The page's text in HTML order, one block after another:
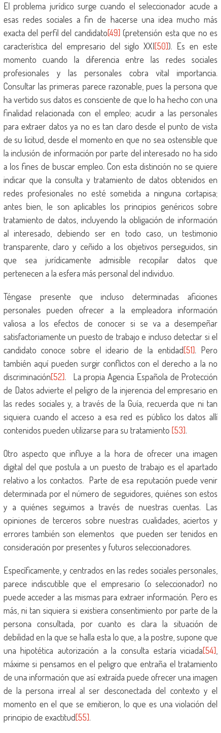
El problema jurídico surge cuando el seleccionador acude a
esas redes sociales a fin de hacerse una idea mucho más
exacta del perfil del candidato[49] (pretensión esta que no es
característica del empresario del siglo XXI[50]). Es en este
momento cuando la diferencia entre las redes sociales
profesionales y las personales cobra vital importancia.
Consultar las primeras parece razonable, pues la persona que
ha vertido sus datos es consciente de que lo ha hecho con una
finalidad relacionada con el empleo; acudir a las personales
para extraer datos ya no es tan claro desde el punto de vista
de su licitud, desde el momento en que no sea ostensible que
la inclusión de información por parte del interesado no ha sido
a los fines de buscar empleo. Con esta distinción no se quiere
indicar que la consulta y tratamiento de datos obtenidos en
redes profesionales no esté sometida a ninguna cortapisa;
antes bien, le son aplicables los principios genéricos sobre
tratamiento de datos, incluyendo la obligación de información
al interesado, debiendo ser en todo caso, un testimonio
transparente, claro y ceñido a los objetivos perseguidos, sin
que sea jurídicamente admisible recopilar datos que
pertenecen a la esfera más personal del individuo.
Téngase presente que incluso determinadas aficiones
personales pueden ofrecer a la empleadora información
valiosa a los efectos de conocer si se va a desempeñar
satisfactoriamente un puesto de trabajo e incluso detectar si el
candidato conoce sobre el ideario de la entidad[51]. Pero
también aquí pueden surgir conflictos con el derecho a la no
discriminación[52]. La propia Agencia Española de Protección
de Datos advierte el peligro de la injerencia del empresario en
las redes sociales y, a través de la Guía, recuerda que ni tan
siquiera cuando el acceso a esa red es público los datos allí
contenidos pueden utilizarse para su tratamiento [53].
Otro aspecto que influye a la hora de ofrecer una imagen
digital del que postula a un puesto de trabajo es el apartado
relativo a los contactos. Parte de esa reputación puede venir
determinada por el número de seguidores, quiénes son estos
y a quiénes seguimos a través de nuestras cuentas. Las
opiniones de terceros sobre nuestras cualidades, aciertos y
errores también son elementos que pueden ser tenidos en
consideración por presentes y futuros seleccionadores.
Específicamente, y centrados en las redes sociales personales,
parece indiscutible que el empresario (o seleccionador) no
puede acceder a las mismas para extraer información. Pero es
más, ni tan siquiera si existiera consentimiento por parte de la
persona consultada, por cuanto es clara la situación de
debilidad en la que se halla esta lo que, a la postre, supone que
una hipotética autorización a la consulta estaría viciada[54]
máxime si pensamos en el peligro que entraña el tratamiento
de una información que así extraída puede ofrecer una imagen
de la persona irreal al ser desconectada del contexto y el
momento en el que se emitieron, lo que es una violación del
principio de exactitud[55].